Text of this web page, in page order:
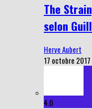
The
selon
Herve Aubert
17 octobre 2017
4.0